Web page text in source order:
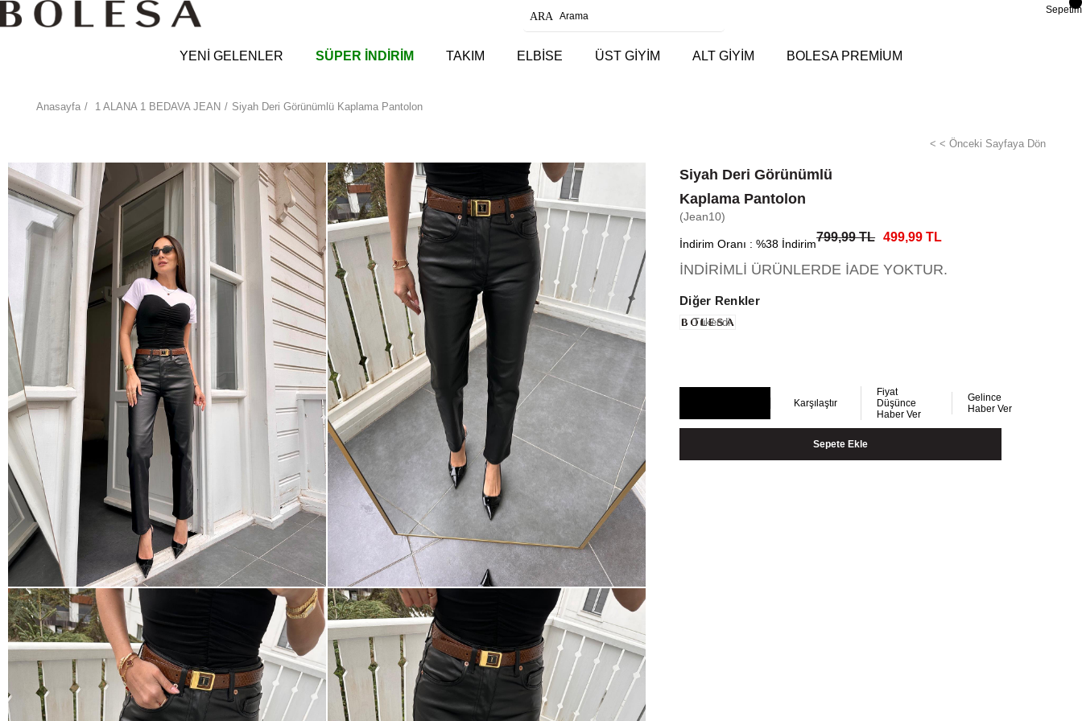
Sepetim
YENİ GELENLER SÜPER İNDİRİM TAKIM ELBİSE ÜST GİYİM ALT GİYİM BOLESA PREMİUM
Anasayfa 1 ALANA 1 BEDAVA JEAN Siyah Deri Görünümlü Kaplama Pantolon
< < Önceki Sayfaya Dön
Siyah Deri Görünümlü
Kaplama Pantolon
(Jean10)
İndirim Oranı : %38 İndirim799,99 TL 499,99 TL
İNDİRİMLİ ÜRÜNLERDE İADE YOKTUR.
Diğer Renkler
Tükendi
Karşılaştır
Fiyat
Düşünce
Haber Ver
Gelince
Haber Ver